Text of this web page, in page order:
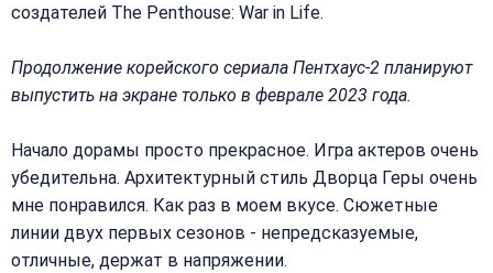
создателей The Penthouse: War in Life.
Продолжение корейского сериала Пентхаус-2 планируют
выпустить на экране только в феврале 2023 года.
Начало дорамы просто прекрасное. Игра актеров очень
убедительна. Архитектурный стиль Дворца Геры очень
мне понравился. Как раз в моем вкусе. Сюжетные
линии двух первых сезонов - непредсказуемые,
отличные, держат в напряжении.